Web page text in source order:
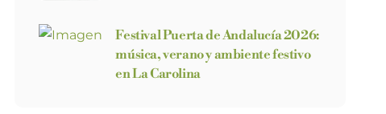
Festival Puerta de Andalucía 2026:
música, verano y ambiente festivo
en La Carolina